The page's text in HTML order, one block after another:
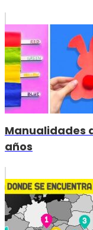
Manualidades
años